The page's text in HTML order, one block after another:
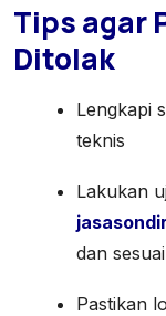
Tips agar
Ditolak
Lengkapi
teknis
Lakukan
dan
Pastikan